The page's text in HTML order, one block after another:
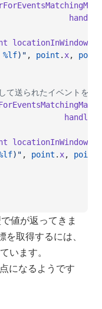
handler
locationInWindow];
%lf)" , point . x,
point
て送られたイベントを処
handler
locationInWindow];
)" , point . x, point
値が返ってきま
取得するには、
います。
になるようです